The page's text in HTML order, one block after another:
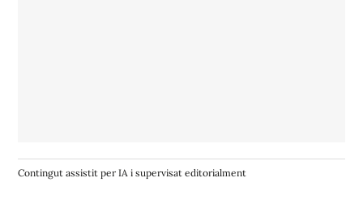
Contingut assistit per IA i supervisat editorialment